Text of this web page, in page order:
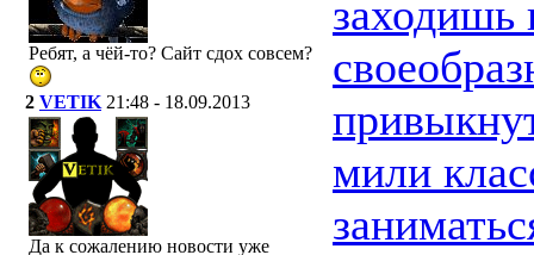
Ребят, а чёй-то? Сайт сдох совсем?
2 VETIK 21:48 - 18.09.2013
Да к сожалению новости уже
заходишь
мили